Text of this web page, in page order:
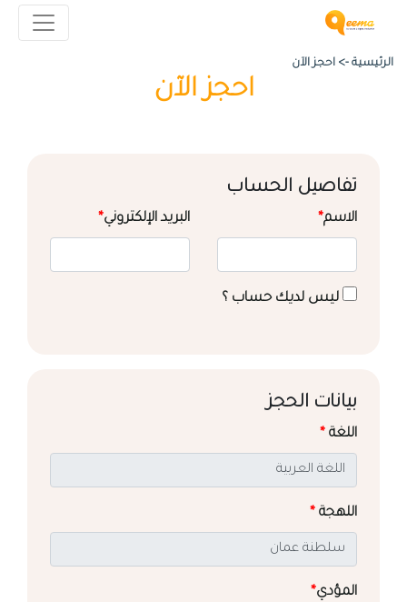
الرئيسية -> احجز الآن
احجز الآن
تفاصيل الحساب
الاسم* البريد الإلكتروني*
ليس لديك حساب ؟
بيانات الحجز
اللغة *
اللهجة *
المؤدي*